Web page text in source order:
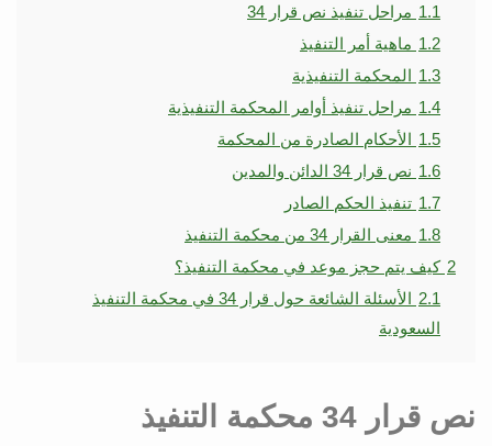
1.1 مراحل تنفيذ نص قرار 34
1.2 ماهية أمر التنفيذ
1.3 المحكمة التنفيذية
1.4 مراحل تنفيذ أوامر المحكمة التنفيذية
1.5 الأحكام الصادرة من المحكمة
1.6 نص قرار 34 الدائن والمدين
1.7 تنفيذ الحكم الصادر
1.8 معنى القرار 34 من محكمة التنفيذ
2 كيف يتم حجز موعد في محكمة التنفيذ؟
2.1
الأسئلة الشائعة حول قرار 34 في محكمة التنفيذ
السعودية
نص قرار 34 محكمة التنفيذ